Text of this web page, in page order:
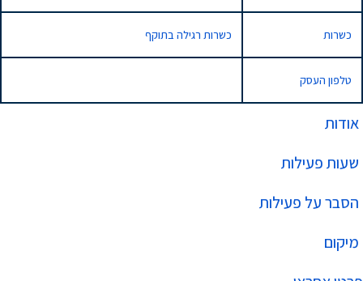
אודות
שעות פעילות
הסבר על פעילות
מיקום
כשרות כשרות רגילה בתוקף
טלפון העסק